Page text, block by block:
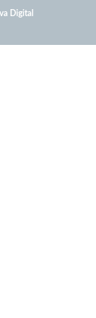
Digital